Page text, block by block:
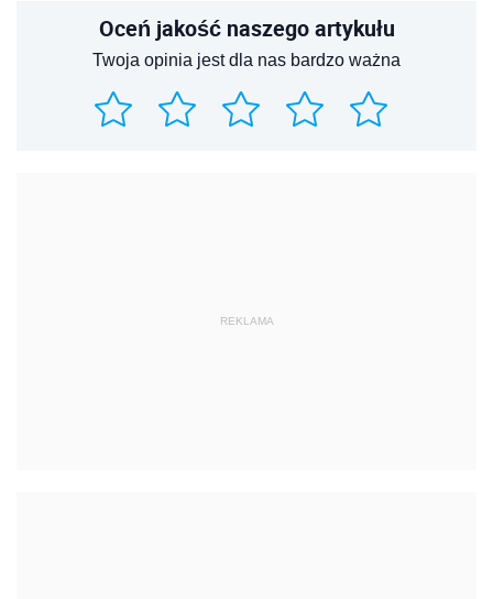
Oceń jakość naszego artykułu
Twoja opinia jest dla nas bardzo ważna
REKLAMA